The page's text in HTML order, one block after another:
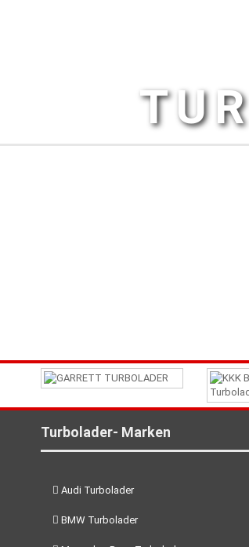
Turbolader- Marken
Audi Turbolader
BMW Turbolader